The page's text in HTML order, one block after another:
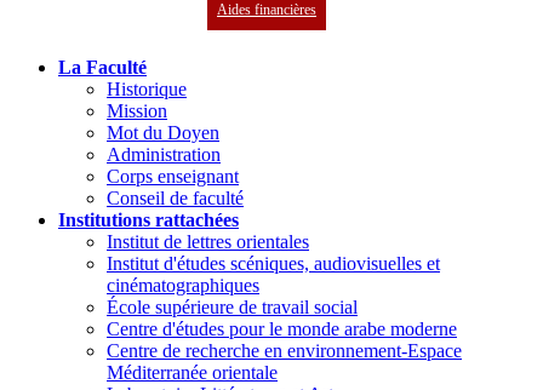
Aides financières
La Faculté
Historique
Mission
Mot du Doyen
Administration
Corps enseignant
Conseil de faculté
Institutions rattachées
Institut de lettres orientales
Institut d'études scéniques, audiovisuelles et
cinématographiques
École supérieure de travail social
Centre d'études pour le monde arabe moderne
Centre de recherche en environnement-Espace
Méditerranée orientale